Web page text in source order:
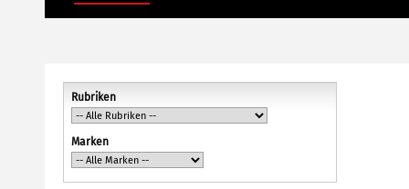
Rubriken
Marken